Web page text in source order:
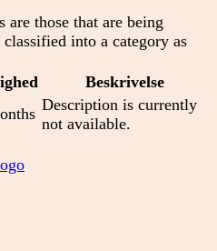
are those that are being
into a category as
Beskrivelse
Description is currently
not available.